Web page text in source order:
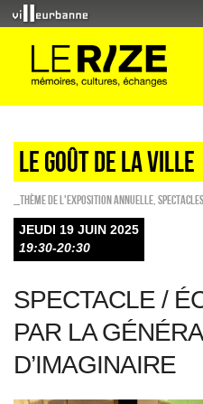
LE GOÛT DE LA VILLE
_Thème de l'exposition annuelle SPECTACLES
JEUDI 19 JUIN 2025
19:30-20:30
SPECTACLE /
PAR LA
D’IMAGINAIRE